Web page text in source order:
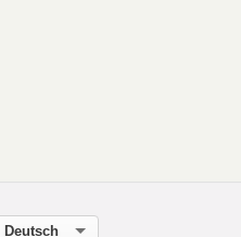
Deutsch